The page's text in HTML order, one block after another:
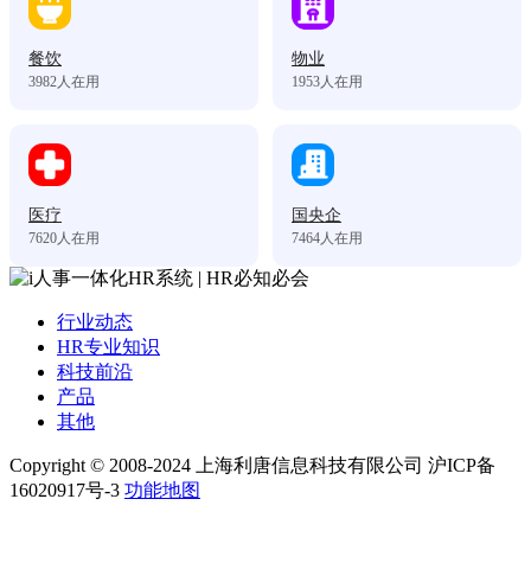
餐饮
3982 人在用
物业
1953 人在用
医疗
7620 人在用
国央企
7464 人在用
行业动态
HR专业知识
科技前沿
产品
其他
Copyright © 2008-2024 上海利唐信息科技有限公司 沪ICP备
16020917号-3 功能地图